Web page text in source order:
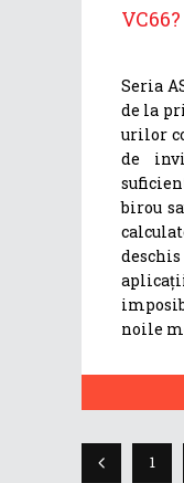
VC66?
Seria
de la
urilor
de
birou
noile
1